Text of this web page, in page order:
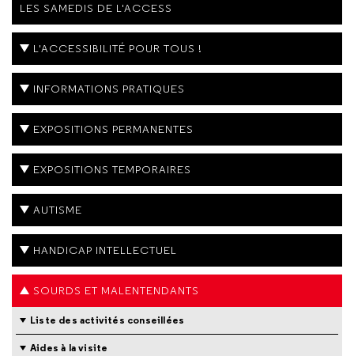
LES SAMEDIS DE L'ACCESS
L'ACCESSIBILITÉ POUR TOUS !
INFORMATIONS PRATIQUES
EXPOSITIONS PERMANENTES
EXPOSITIONS TEMPORAIRES
AUTISME
HANDICAP INTELLECTUEL
SOURDS ET MALENTENDANTS
Liste des activités conseillées
Aides à la visite